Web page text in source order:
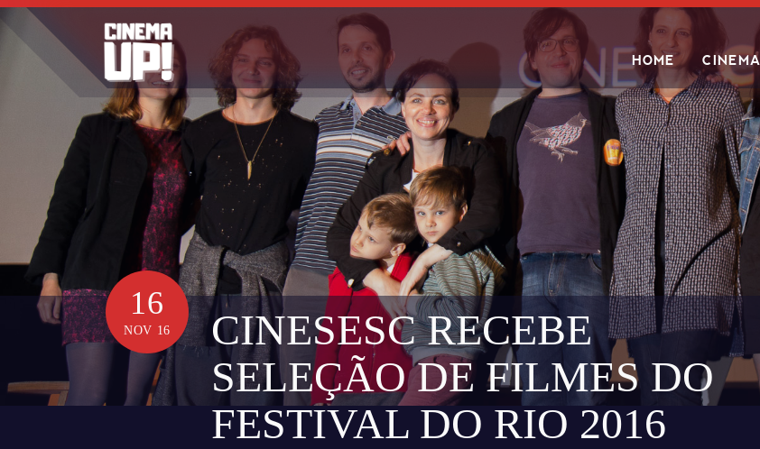
Skip
content
HOME CINEMA
Search
16
NOV 16
CINESESC RECEBE
SELEÇÃO DE FILMES DO
FESTIVAL DO RIO 2016